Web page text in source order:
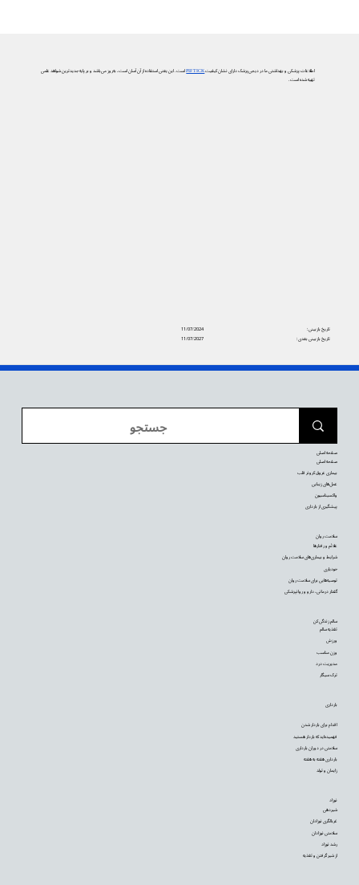
اطلاعات پزشکی و بهداشتی ما در دیجی‌پزشک دارای نشان کیفیتPIF TICKاست. این یعنی استفاده از آن آسان است، به‌روز می‌باشد و بر پایه جدیدترین شواهد علمی
تهیه شده است.
11/07/2024
تاریخ بازبینی:
11/07/2027
تاریخ بازبینی بعدی:
نوزاد
شیردهی
غربالگری نوزادان
سلامتی نوزادان
رشد نوزاد
از شیر گرفتن و تغذیه
بارداری
اقدام برای باردار شدن
فهمیده‌اید که باردار هستید
سلامتی در دوران بارداری
بارداری هفته به هفته
زایمان و تولد
سالم زندگی کن
تغذیه سالم
ورزش
وزن مناسب
مدیریت درد
ترک سیگار
سلامت روان
علائم و رفتارها
شرایط و بیماری‌های سلامت روان
خودیاری
توصیه‌‌هایی برای سلامت روان
گفتار درمانی، دارو و روانپزشکی
صفحه اصلی
صفحه اصلی
بیماری عروق کرونر قلب
عمل‌های زیبایی
واکسیناسیون
پیشگیری از بارداری